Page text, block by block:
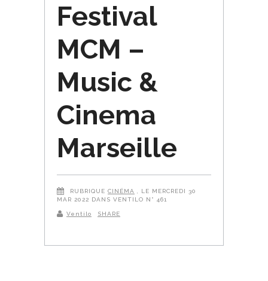
Festival
MCM –
Music &
Cinema
Marseille
RUBRIQUE CINÉMA
, LE MERCREDI 30
MAR 2022 DANS VENTILO N° 461
Ventilo SHARE